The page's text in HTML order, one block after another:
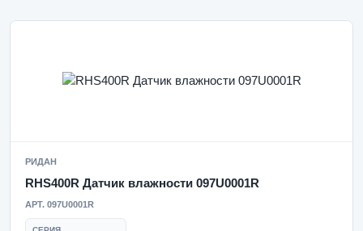
РИДАН
RHS400R Датчик влажности 097U0001R
АРТ. 097U0001R